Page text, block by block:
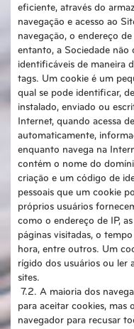
eficiente, através do
navegação e acesso ao
navegação, o endereço
entanto, a Sociedade não
identificáveis de maneira
tags. Um cookie é um
qual se pode identificar,
instalado, enviado ou
Internet, quando acessa
automaticamente,
enquanto navega na
contém o nome do
criação e um código de
pessoais que um cookie
próprios usuários
como o endereço de IP,
páginas visitadas, o
hora, entre outros. Um
rígido dos usuários ou ler
sites.
7.2. A maioria dos
para aceitar cookies, mas
navegador para recusar